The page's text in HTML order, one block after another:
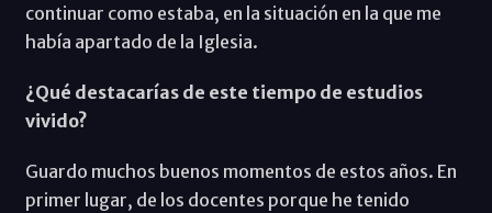
continuar como estaba, en la situación en la que me
había apartado de la Iglesia.
¿Qué destacarías de este tiempo de estudios
vivido?
Guardo muchos buenos momentos de estos años. En
primer lugar, de los docentes porque he tenido